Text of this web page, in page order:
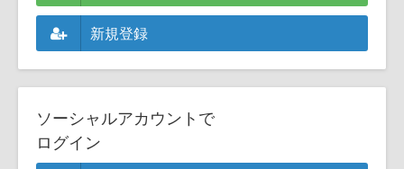
新規登録
ソーシャルアカウントで
ログイン